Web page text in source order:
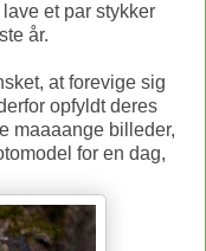
et par stykker
år.
at forevige sig
opfyldt deres
maaaange billeder,
for en dag,